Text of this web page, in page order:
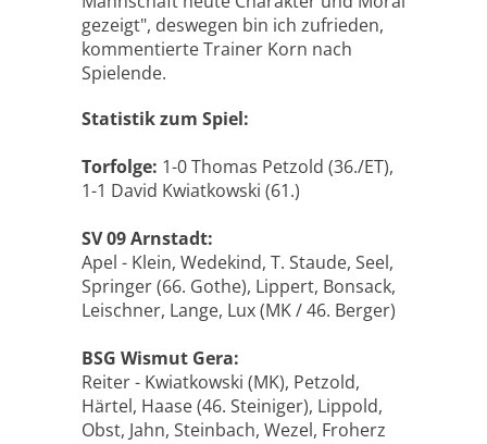
gezeigt", deswegen bin ich zufrieden,
kommentierte Trainer Korn nach
Spielende.
Statistik zum Spiel:
Torfolge: 1-0 Thomas Petzold (36./ET),
1-1 David Kwiatkowski (61.)
SV 09 Arnstadt:
Apel - Klein, Wedekind, T. Staude, Seel,
Springer (66. Gothe), Lippert, Bonsack,
Leischner, Lange, Lux (MK / 46. Berger)
BSG Wismut Gera:
Reiter - Kwiatkowski (MK), Petzold,
Härtel, Haase (46. Steiniger), Lippold,
Obst, Jahn, Steinbach, Wezel, Froherz